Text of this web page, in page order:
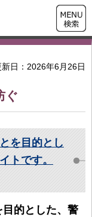
検索・
共通メ
ニュー
新日：2026年6月26日
ぐ
を目的とし
トです。
的とした、警